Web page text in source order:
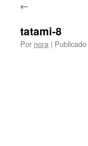
←
tatami-8
Por nora | Publicado